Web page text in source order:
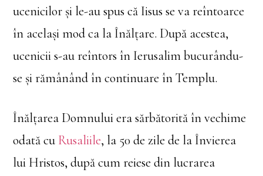
ucenicilor și le-au spus că Iisus se va reîntoarce
în același mod ca la Înălțare. După acestea,
ucenicii s-au reîntors în Ierusalim bucurându-
se și rămânând în continuare în Templu.
Înălțarea Domnului era sărbătorită în vechime
odată cu Rusaliile, la 50 de zile de la Învierea
lui Hristos, după cum reiese din lucrarea